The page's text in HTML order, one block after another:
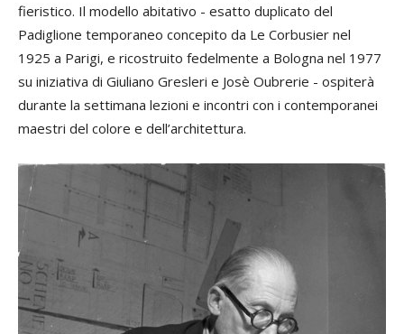
fieristico. Il modello abitativo - esatto duplicato del
Padiglione temporaneo concepito da Le Corbusier nel
1925 a Parigi, e ricostruito fedelmente a Bologna nel 1977
su iniziativa di Giuliano Gresleri e Josè Oubrerie - ospiterà
durante la settimana lezioni e incontri con i contemporanei
maestri del colore e dell’architettura.